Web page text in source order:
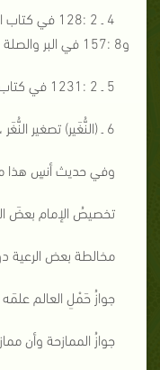
4 ـ 2 :128
و8 :157 في البر والصلة (باب ما جاء في المِزاح) .
5 ـ 2 :1231 في كتاب الأدب ، مُقتَصِراً على ذكر الكنية .
6 ـ (النُّغَير) تصغير النُّغَر ، وهو طائر يُشبِهُ العُصفورَ أحمرُ المِنقار .
وفي حديث أنسٍ هذا من
تخصيصُ الإمام بعضَ
مخالطة بعض الرعية
جوازُ حَمْلِ العالم
جوازُ الممازحة وأن